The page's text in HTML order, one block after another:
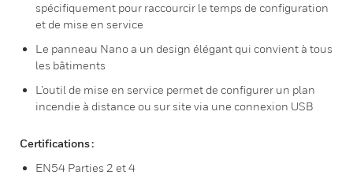
spécifiquement pour raccourcir le temps de configuration
et de mise en service
Le panneau Nano a un design élégant qui convient à tous
les bâtiments
L’outil de mise en service permet de configurer un plan
incendie à distance ou sur site via une connexion USB
Certifications :
EN54 Parties 2 et 4